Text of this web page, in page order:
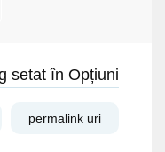
setat în Opțiuni
permalink uri